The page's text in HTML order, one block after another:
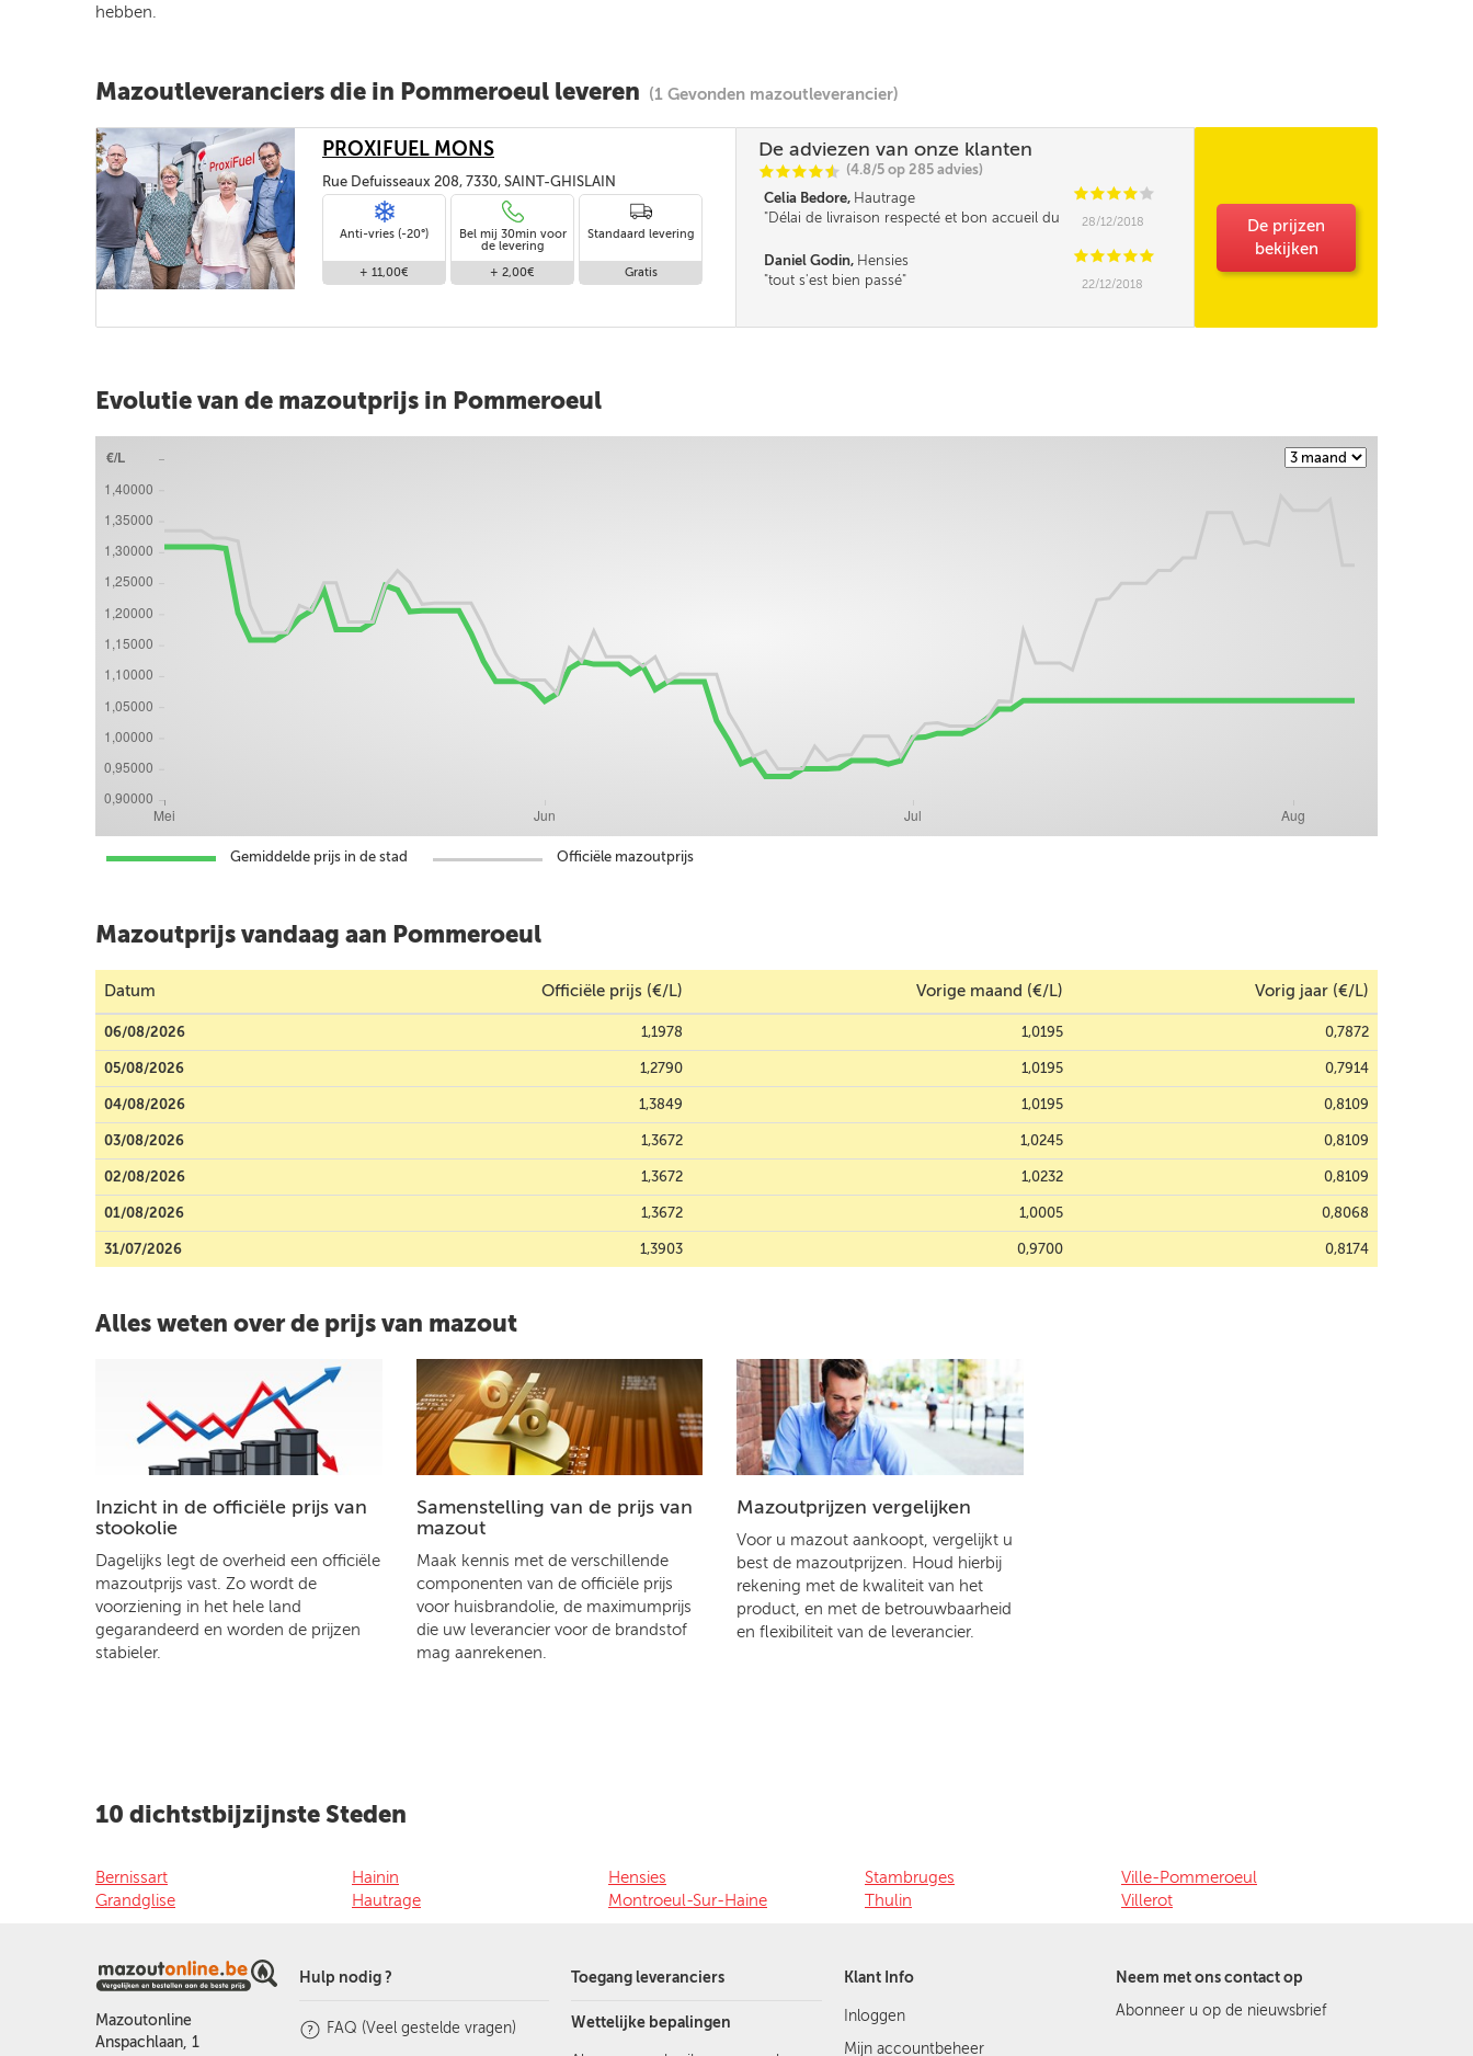
hebben.
Mazoutleveranciers die in Pommeroeul leveren (1 Gevonden mazoutleverancier)
PROXIFUEL MONS
Rue Defuisseaux 208, 7330, SAINT-GHISLAIN
Anti-vries (-20°)
+ 11,00€
Bel mij 30min voor
de levering
+ 2,00€
Standaard levering
Gratis
De adviezen van onze klanten
CCCCi
@ (4.8/5 op 285 advies)
Celia Bedore, Hautrage CCCC C
Délai de livraison respecté et bon accueil du
28/12/2018
Daniel Godin, Hensies CCCCC
tout s'est bien passé
22/12/2018
De prijzen
bekijken
Evolutie van de mazoutprijs in Pommeroeul
Gemiddelde prijs in de stad Officiële mazoutprijs
Mazoutprijs vandaag aan Pommeroeul
Datum Officiële prijs (€/L) Vorige maand (€/L) Vorig jaar (€/L)
06/08/2026 1,1978 1,0195 0,7872
05/08/2026 1,2790 1,0195 0,7914
04/08/2026 1,3849 1,0195 0,8109
03/08/2026 1,3672 1,0245 0,8109
02/08/2026 1,3672 1,0232 0,8109
01/08/2026 1,3672 1,0005 0,8068
31/07/2026 1,3903 0,9700 0,8174
Alles weten over de prijs van mazout
Inzicht in de officiële prijs van
stookolie
Dagelijks legt de overheid een officiële
mazoutprijs vast. Zo wordt de
voorziening in het hele land
gegarandeerd en worden de prijzen
stabieler.
Samenstelling van de prijs van
mazout
Maak kennis met de verschillende
componenten van de officiële prijs
voor huisbrandolie, de maximumprijs
die uw leverancier voor de brandstof
mag aanrekenen.
Mazoutprijzen vergelijken
Voor u mazout aankoopt, vergelijkt u
best de mazoutprijzen. Houd hierbij
rekening met de kwaliteit van het
product, en met de betrouwbaarheid
en flexibiliteit van de leverancier.
10 dichtstbijzijnste Steden
Bernissart
Grandglise
Hainin
Hautrage
Hensies
Montroeul-Sur-Haine
Stambruges
Thulin
Ville-Pommeroeul
Villerot
Mazoutonline
Anspachlaan, 1
Hulp nodig ?
FAQ (Veel gestelde vragen)
Toegang leveranciers
Wettelijke bepalingen
Klant Info
Inloggen
Mijn accountbeheer
Neem met ons contact op
Abonneer u op de nieuwsbrief